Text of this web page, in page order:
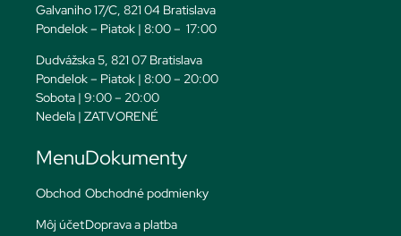
Galvaniho 17/C, 821 04 Bratislava
Pondelok – Piatok | 8:00 – 17:00
Dudvážska 5, 821 07 Bratislava
Pondelok – Piatok | 8:00 – 20:00
Sobota | 9:00 – 20:00
Nedeľa | ZATVORENÉ
Menu
Obchod
Môj účet
Dokumenty
Obchodné podmienky
Doprava a platba